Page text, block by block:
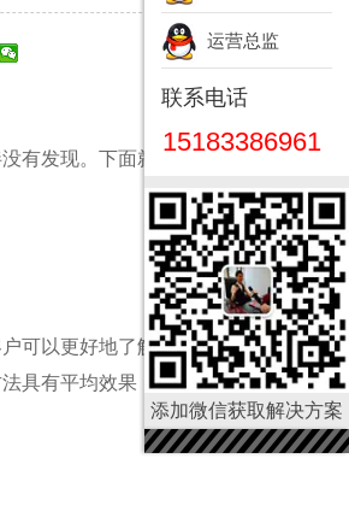
有发现。下面就跟小编一起
可以更好地了解公司的产品
具有平均效果，并获得了一
运营总监
联系电话
15183386961
添加微信获取解决方案